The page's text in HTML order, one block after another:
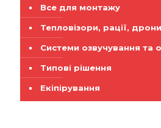
Все для монтажу
Тепловізори, рації, дрони
Системи озвучування та
Типові рішення
Екіпірування